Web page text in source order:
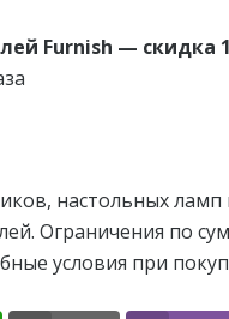
Furnish — скидка
настольных ламп
Ограничения по
условия при